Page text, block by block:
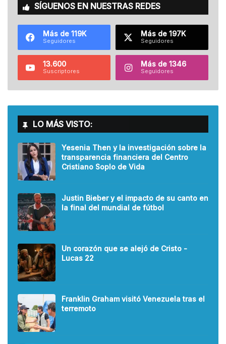
SÍGUENOS EN NUESTRAS REDES
Más de 119K
Seguidores
Más de 197K
Seguidores
13.600
Suscriptores
Más de 1346
Seguidores
LO MÁS VISTO:
Yesenia Then y la investigación sobre la
transparencia financiera del Centro
Cristiano Soplo de Vida
Justin Bieber y el impacto de su canto en
la final del mundial de fútbol
Un corazón que se alejó de Cristo -
Lucas 22
Franklin Graham visitó Venezuela tras el
terremoto